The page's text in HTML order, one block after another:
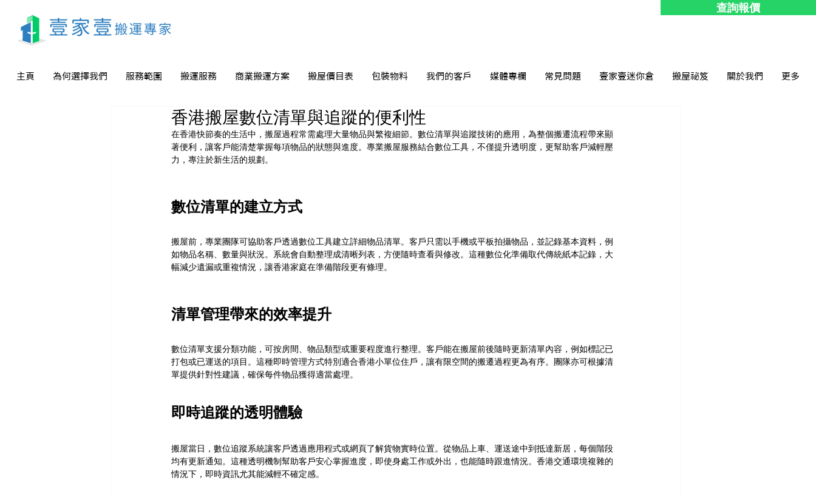
查詢報價
主頁 為何選擇我們 服務範圍 搬運服務 商業搬運方案 搬屋價目表 包裝物料 我們的客戶 媒體專欄 常見問題 壹家壹迷你倉 搬屋祕笈 關於我們 更多
香港搬屋數位清單與追蹤的便利性
在香港快節奏的生活中，搬屋過程常需處理大量物品與繁複細節。數位清單與追蹤技術的應用，為整個搬遷流程帶來顯
著便利，讓客戶能清楚掌握每項物品的狀態與進度。專業搬屋服務結合數位工具，不僅提升透明度，更幫助客戶減輕壓
力，專注於新生活的規劃。
數位清單的建立方式
搬屋前，專業團隊可協助客戶透過數位工具建立詳細物品清單。客戶只需以手機或平板拍攝物品，並記錄基本資料，例
如物品名稱、數量與狀況。系統會自動整理成清晰列表，方便隨時查看與修改。這種數位化準備取代傳統紙本記錄，大
幅減少遺漏或重複情況，讓香港家庭在準備階段更有條理。
清單管理帶來的效率提升
數位清單支援分類功能，可按房間、物品類型或重要程度進行整理。客戶能在搬屋前後隨時更新清單內容，例如標記已
打包或已運送的項目。這種即時管理方式特別適合香港小單位住戶，讓有限空間的搬遷過程更為有序。團隊亦可根據清
單提供針對性建議，確保每件物品獲得適當處理。
即時追蹤的透明體驗
搬屋當日，數位追蹤系統讓客戶透過應用程式或網頁了解貨物實時位置。從物品上車、運送途中到抵達新居，每個階段
均有更新通知。這種透明機制幫助客戶安心掌握進度，即使身處工作或外出，也能隨時跟進情況。香港交通環境複雜的
情況下，即時資訊尤其能減輕不確定感。